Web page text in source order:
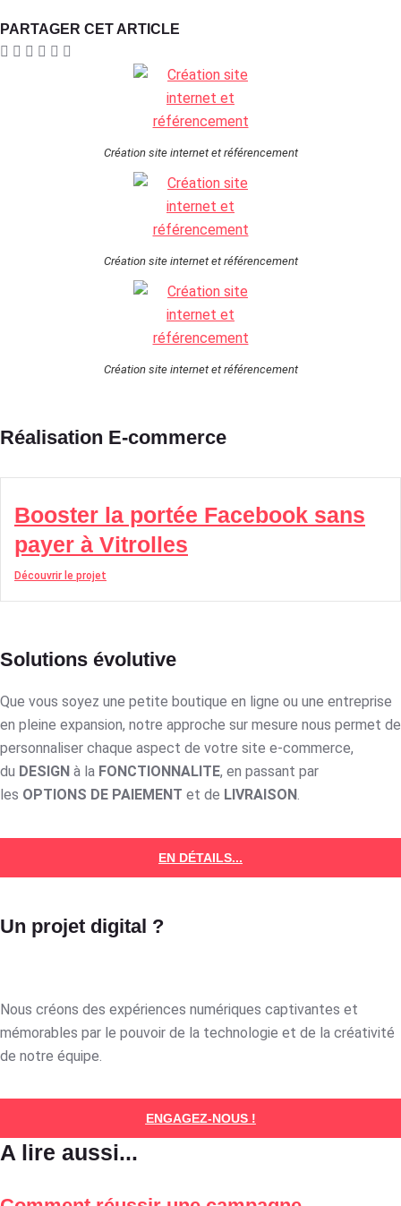
PARTAGER CET ARTICLE
Création site internet et référencement
Création site internet et référencement
Création site internet et référencement
Réalisation E-commerce
Booster la portée Facebook sans
payer à Vitrolles
Découvrir le projet
Solutions évolutive
Que vous soyez une petite boutique en ligne ou une entreprise
en pleine expansion, notre approche sur mesure nous permet de
personnaliser chaque aspect de votre site e-commerce,
du DESIGN à la FONCTIONNALITE, en passant par
les OPTIONS DE PAIEMENT et de LIVRAISON.
EN DÉTAILS...
Un projet digital ?
Nous créons des expériences numériques captivantes et
mémorables par le pouvoir de la technologie et de la créativité
de notre équipe.
ENGAGEZ-NOUS !
A lire aussi...